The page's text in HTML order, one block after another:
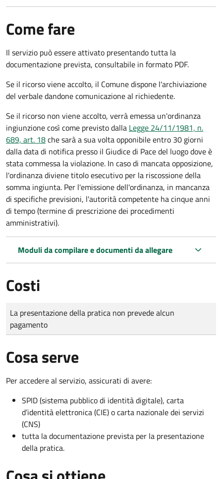
Come fare
Il servizio può essere attivato presentando tutta la
documentazione prevista, consultabile in formato PDF.
Se il ricorso viene accolto, il Comune dispone l'archiviazione
del verbale dandone comunicazione al richiedente.
Se il ricorso non viene accolto, verrà emessa un'ordinanza
ingiunzione così come previsto dalla Legge 24/11/1981, n.
689, art. 18che sarà a sua volta opponibile entro 30 giorni
dalla data di notifica presso il Giudice di Pace del luogo dove è
stata commessa la violazione. In caso di mancata opposizione,
l'ordinanza diviene titolo esecutivo per la riscossione della
somma ingiunta. Per l'emissione dell'ordinanza, in mancanza
di specifiche previsioni, l'autorità competente ha cinque anni
di tempo (termine di prescrizione dei procedimenti
amministrativi).
Moduli da compilare e documenti da allegare
Costi
Tipo di pagamento
Importo
La presentazione della pratica non prevede alcun
pagamento
Cosa serve
Per accedere al servizio, assicurati di avere:
SPID (sistema pubblico di identità digitale), carta
d’identità elettronica (CIE) o carta nazionale dei servizi
(CNS)
tutta la documentazione prevista per la presentazione
della pratica.